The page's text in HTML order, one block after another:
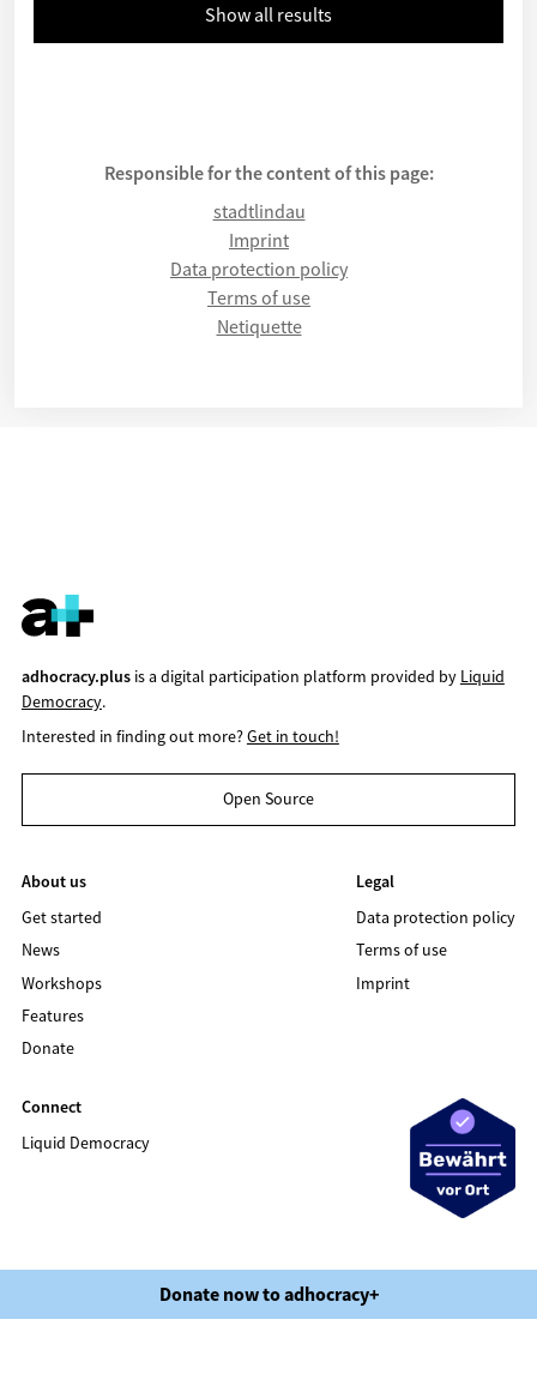
Show all results
Responsible for the content of this page:
stadtlindau
Imprint
Data protection policy
Terms of use
Netiquette
adhocracy.plusis a digital participation platform provided by Liquid
Democracy.
Interested in finding out more?Get in touch!
Open Source
About us
Get started
News
Workshops
Features
Donate
Legal
Data protection policy
Terms of use
Imprint
Connect
Liquid Democracy
©2020 LIQUID DEMOCRACY
Data protection policy
Terms of use Imprint
Donate now to adhocracy+